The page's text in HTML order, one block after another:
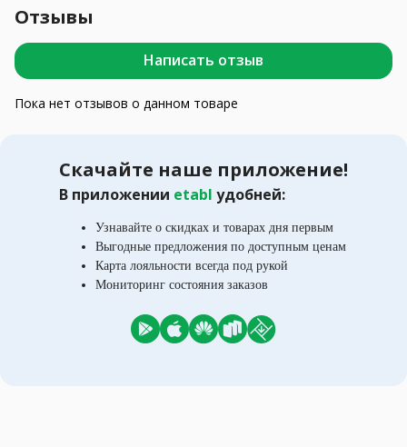
Отзывы
Написать отзыв
Пока нет отзывов о данном товаре
Скачайте наше приложение!
В приложении etabl удобней:
Узнавайте о скидках и товарах дня первым
Выгодные предложения по доступным ценам
Карта лояльности всегда под рукой
Мониторинг состояния заказов